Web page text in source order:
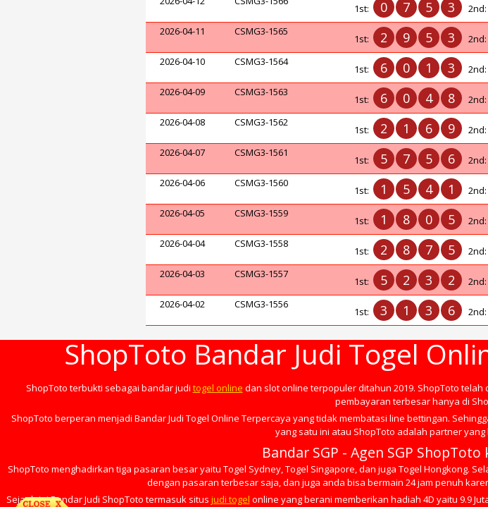
1st: 0 7 5 3 2nd:
2026-04-11 CSMG3-1565
1st: 2 9 5 3 2nd:
2026-04-10 CSMG3-1564
1st: 6 0 1 3 2nd:
2026-04-09 CSMG3-1563
1st: 6 0 4 8 2nd:
2026-04-08 CSMG3-1562
1st: 2 1 6 9 2nd:
2026-04-07 CSMG3-1561
1st: 5 7 5 6 2nd:
2026-04-06 CSMG3-1560
1st: 1 5 4 1 2nd:
2026-04-05 CSMG3-1559
1st: 1 8 0 5 2nd:
2026-04-04 CSMG3-1558
1st: 2 8 7 5 2nd:
2026-04-03 CSMG3-1557
1st: 5 2 3 2 2nd:
2026-04-02 CSMG3-1556
1st: 3 1 3 6 2nd:
ShopToto Bandar Judi Togel
ShopToto terbukti sebagai bandar judi togel online dan slot online terpopuler ditahun 2019. ShopToto
pembayaran terbesar hanya di
ShopToto berperan menjadi Bandar Judi Togel Online Terpercaya yang tidak membatasi line bettingan.
yang satu ini atau ShopToto adalah partner
Bandar SGP - Agen SGP
ShopToto menghadirkan tiga pasaran besar yaitu Togel Sydney, Togel Singapore, dan juga Togel Hongkong.
dengan pasaran terbesar saja, dan juga anda bisa bermain 24 jam penuh
Sejauh ini Bandar Judi ShopToto termasuk situs judi togel online yang berani memberikan hadiah 4D yaitu 9.9